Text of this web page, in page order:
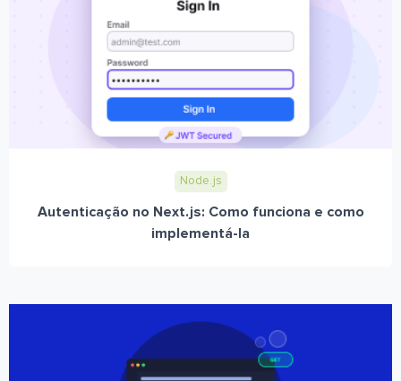
Node.js
Autenticação no Next.js: Como funciona e como
implementá-la